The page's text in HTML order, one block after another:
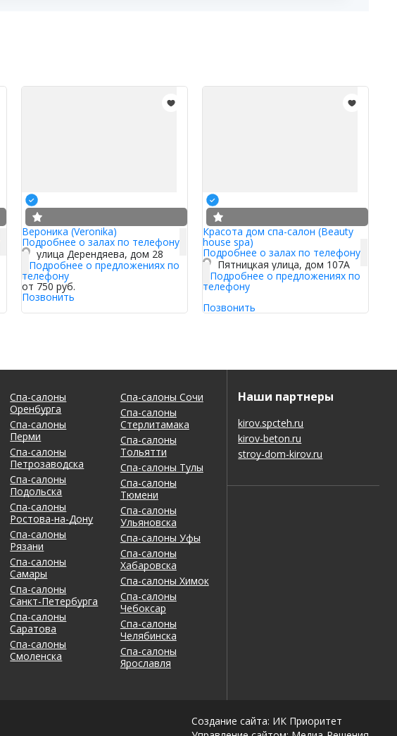
Вероника (Veronika)
Подробнее о залах по телефону
улица Дерендяева, дом 28
Подробнее о предложениях по
телефону
от 750 руб.
Позвонить
Красота дом спа-салон (Beauty
house spa)
Подробнее о залах по телефону
Пятницкая улица, дом 107А
Подробнее о предложениях по
телефону
Позвонить
Спа-салоны
Оренбурга
Спа-салоны
Перми
Спа-салоны
Петрозаводска
Спа-салоны
Подольска
Спа-салоны
Ростова-на-Дону
Спа-салоны
Рязани
Спа-салоны
Самары
Спа-салоны
Санкт-Петербурга
Спа-салоны
Саратова
Спа-салоны
Смоленска
Спа-салоны Сочи
Спа-салоны
Стерлитамака
Спа-салоны
Тольятти
Спа-салоны Тулы
Спа-салоны
Тюмени
Спа-салоны
Ульяновска
Спа-салоны Уфы
Спа-салоны
Хабаровска
Спа-салоны Химок
Спа-салоны
Чебоксар
Спа-салоны
Челябинска
Спа-салоны
Ярославля
Наши партнеры
kirov.spcteh.ru
kirov-beton.ru
stroy-dom-kirov.ru
Создание сайта: ИК Приоритет